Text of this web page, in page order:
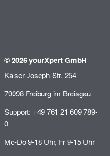
© 2026 yourXpert GmbH
Kaiser-Joseph-Str. 254
79098 Freiburg im Breisgau
Support: +49 761 21 609 789-
0
Mo-Do 9-18 Uhr, Fr 9-15 Uhr